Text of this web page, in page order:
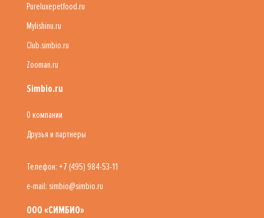
Pureluxepetfood.ru
Mylishinu.ru
Club.simbio.ru
Zooman.ru
Simbio.ru
О компании
Друзья и партнеры
Телефон: +7 (495) 984-53-11
e-mail: simbio@simbio.ru
ООО «СИМБИО»